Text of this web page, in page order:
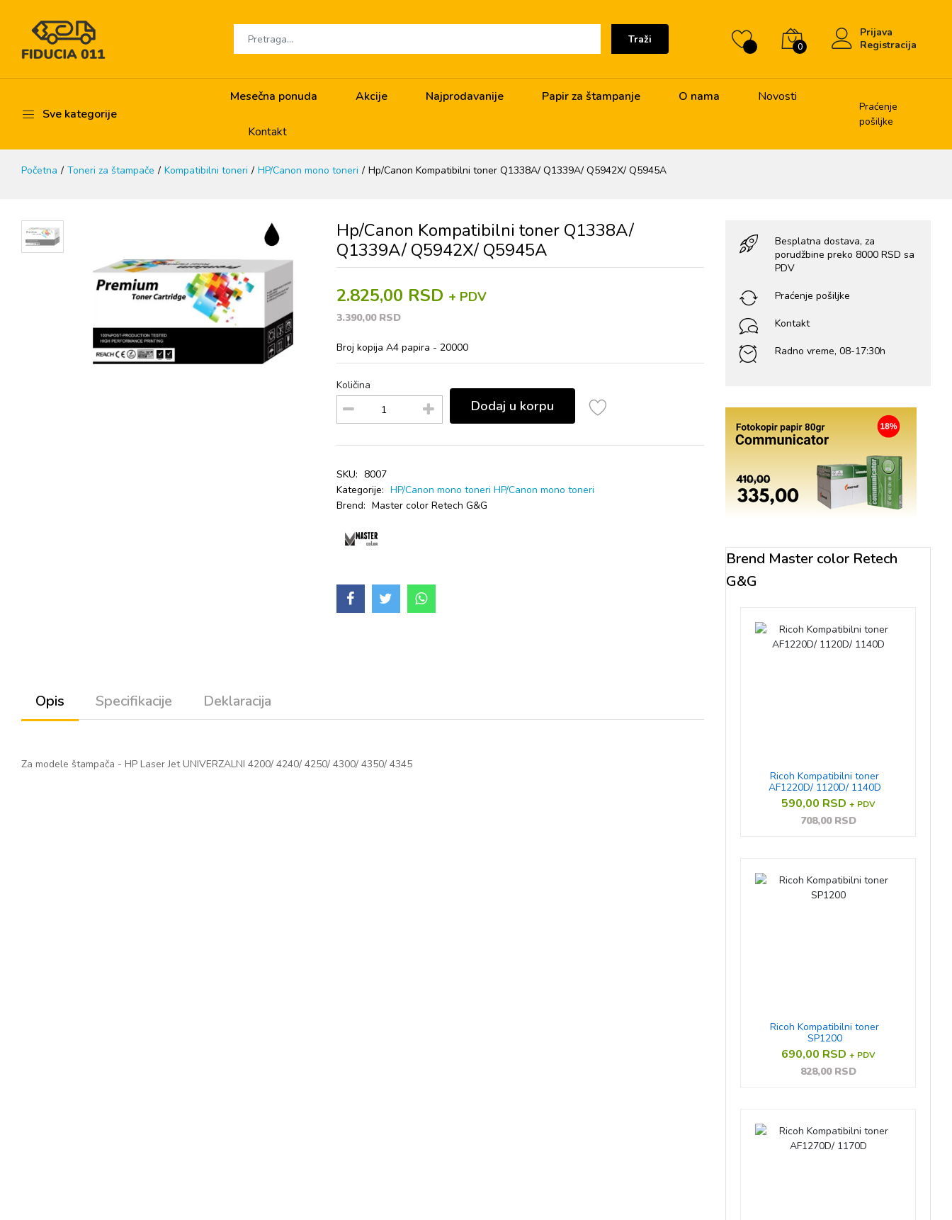
Traži
0
Prijava
Registracija
Sve kategorije
Mesečna ponuda Akcije Najprodavanije Papir za štampanje O nama Novosti
Kontakt
Praćenje
pošiljke
Početna Toneri za štampače Kompatibilni toneri HP/Canon mono toneri Hp/Canon Kompatibilni toner Q1338A/ Q1339A/ Q5942X/ Q5945A
Hp/Canon Kompatibilni toner Q1338A/
Q1339A/ Q5942X/ Q5945A
2.825,00 RSD + PDV
3.390,00 RSD
Broj kopija A4 papira - 20000
Količina
Dodaj u korpu
SKU: 8007
Kategorije: HP/Canon mono toneri HP/Canon mono toneri
Brend: Master color Retech G&G
Opis Specifikacije Deklaracija
Za modele štampača - HP Laser Jet UNIVERZALNI 4200/ 4240/ 4250/ 4300/ 4350/ 4345
Besplatna dostava, za
porudžbine preko 8000 RSD sa
PDV
Praćenje pošiljke
Kontakt
Radno vreme, 08-17:30h
Brend Master color Retech
G&G
Ricoh Kompatibilni toner
AF1220D/ 1120D/ 1140D
590,00 RSD + PDV
708,00 RSD
Ricoh Kompatibilni toner
SP1200
690,00 RSD + PDV
828,00 RSD